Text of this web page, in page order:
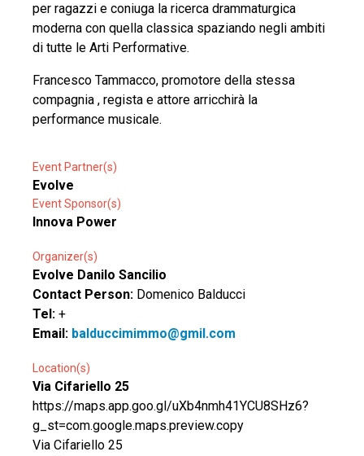
per ragazzi e coniuga la ricerca drammaturgica
moderna con quella classica spaziando negli ambiti
di tutte le Arti Performative.
Francesco Tammacco, promotore della stessa
compagnia , regista e attore arricchirà la
performance musicale.
Event Partner(s)
Evolve
Event Sponsor(s)
Innova Power
Organizer(s)
Evolve Danilo Sancilio
Contact Person: Domenico Balducci
Tel: +
Email: balduccimimmo@gmil.com
Location(s)
Via Cifariello 25
https://maps.app.goo.gl/uXb4nmh41YCU8SHz6?
g_st=com.google.maps.preview.copy
Via Cifariello 25